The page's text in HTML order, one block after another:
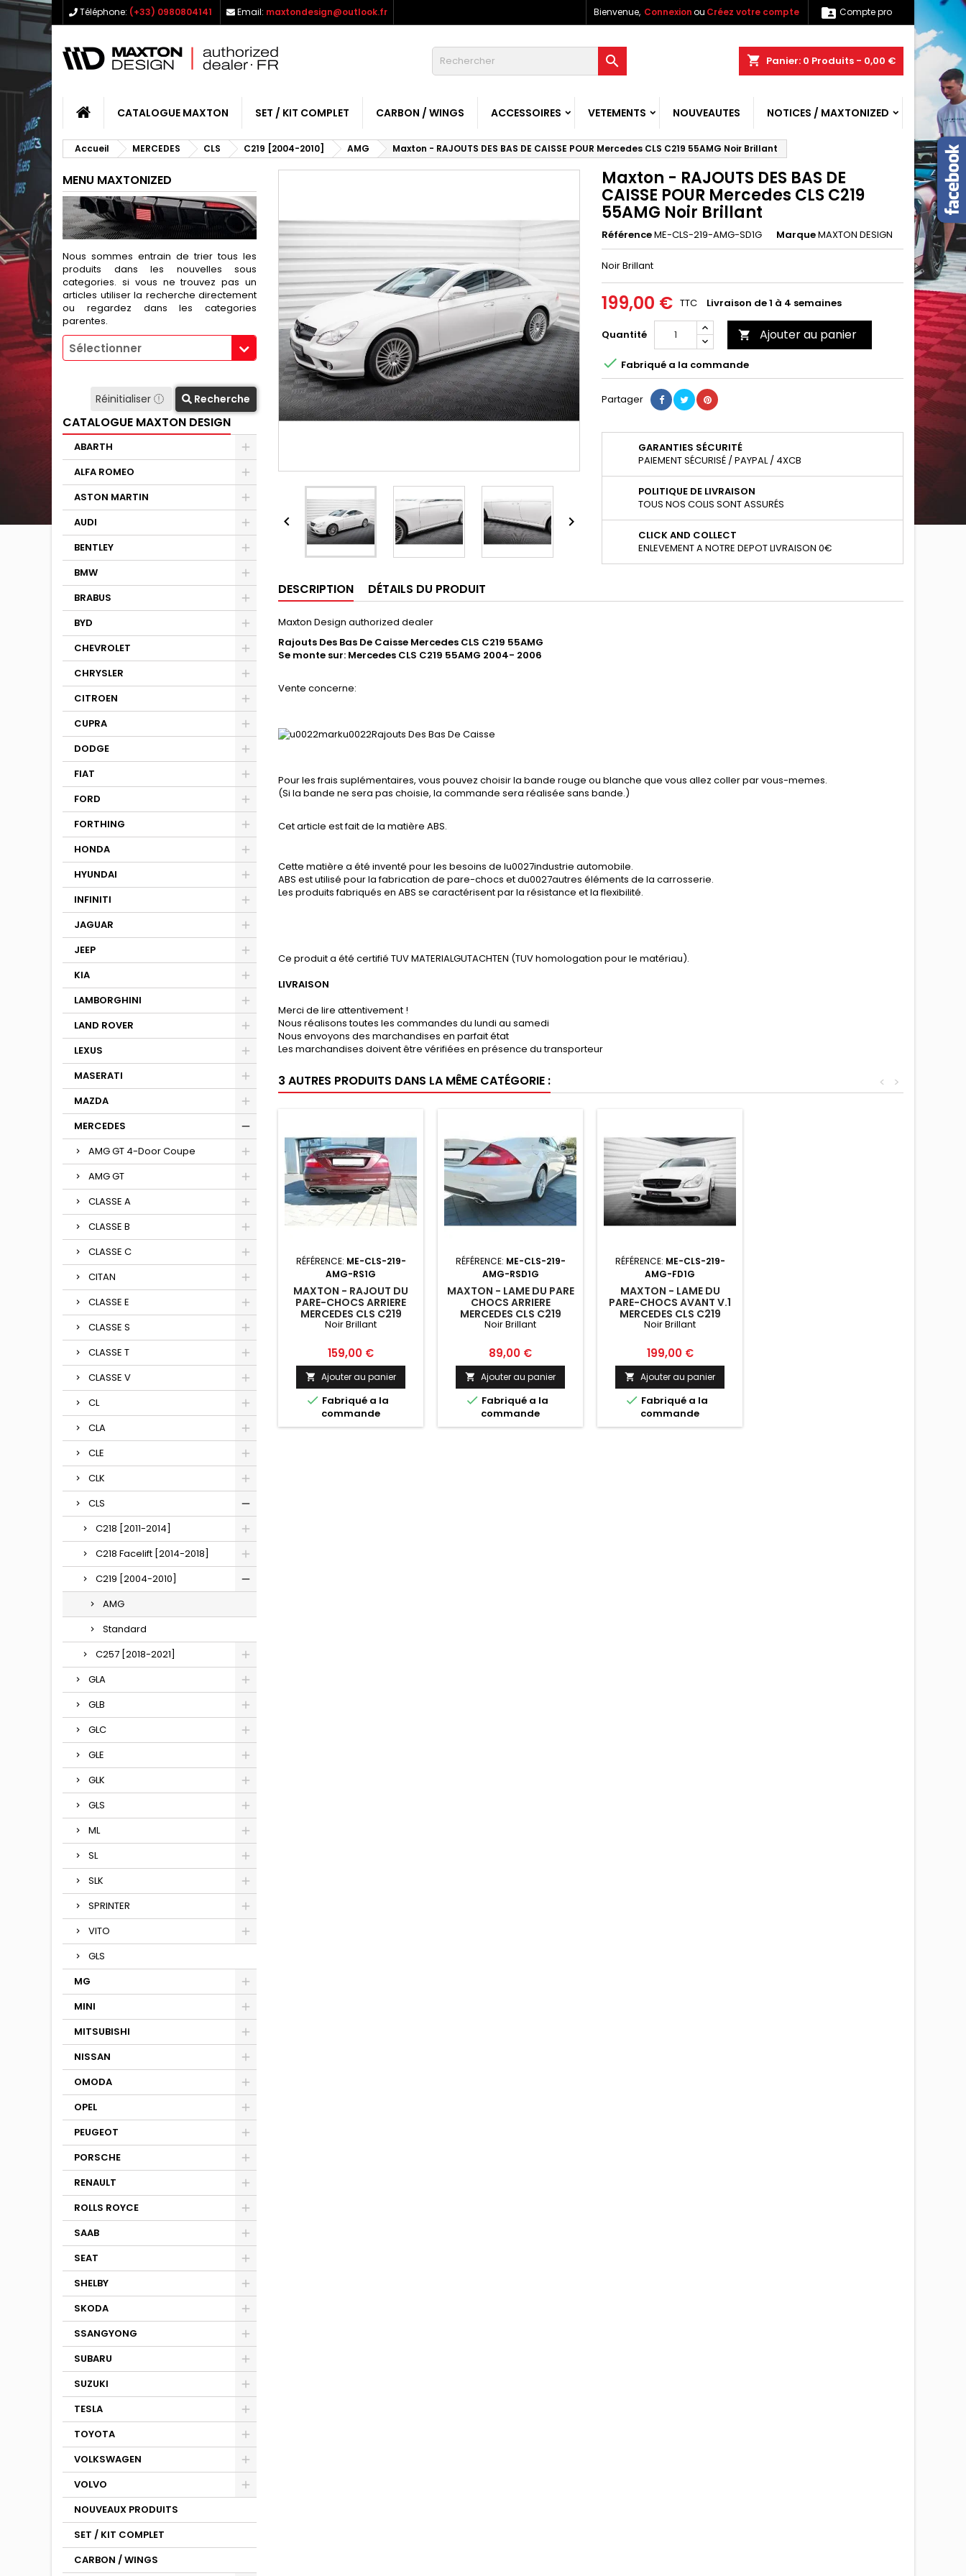
Téléphone: (+33) 0980804141 Email: maxtondesign@outlook.fr  Compte pro
Bienvenue, Connexionou Créez votre compte
shopping_cart Panier: 0 Produits - 0,00 €

CATALOGUE MAXTON SET / KIT COMPLET CARBON / WINGS ACCESSOIRES VETEMENTS NOUVEAUTES NOTICES / MAXTONIZED
Accueil MERCEDES CLS C219 [2004-2010] AMG Maxton - RAJOUTS DES BAS DE CAISSE POUR Mercedes CLS C219 55AMG Noir Brillant
MENU MAXTONIZED
Nous sommes entrain de trier tous les
produits dans les nouvelles sous
categories. si vous ne trouvez pas un
articles utiliser la recherche directement
ou regardez dans les categories
parentes.
Sélectionner
Réinitialiser Recherche
CATALOGUE MAXTON DESIGN
ABARTH
ALFA ROMEO
ASTON MARTIN
AUDI
BENTLEY
BMW
BRABUS
BYD
CHEVROLET
CHRYSLER
CITROEN
CUPRA
DODGE
FIAT
FORD
FORTHING
HONDA
HYUNDAI
INFINITI
JAGUAR
JEEP
KIA
LAMBORGHINI
LAND ROVER
LEXUS
MASERATI
MAZDA
MERCEDES
AMG GT 4-Door Coupe
AMG GT
CLASSE A
CLASSE B
CLASSE C
CITAN
CLASSE E
CLASSE S
CLASSE T
CLASSE V
CL
CLA
CLE
CLK
CLS
C218 [2011-2014]
C218 Facelift [2014-2018]
C219 [2004-2010]
AMG
Standard
C257 [2018-2021]
GLA
GLB
GLC
GLE
GLK
GLS
ML
SL
SLK
SPRINTER
VITO
GLS
MG
MINI
MITSUBISHI
NISSAN
OMODA
OPEL
PEUGEOT
PORSCHE
RENAULT
ROLLS ROYCE
SAAB
SEAT
SHELBY
SKODA
SSANGYONG
SUBARU
SUZUKI
TESLA
TOYOTA
VOLKSWAGEN
VOLVO
NOUVEAUX PRODUITS
SET / KIT COMPLET
CARBON / WINGS
 
Maxton - RAJOUTS DES BAS DE
CAISSE POUR Mercedes CLS C219
55AMG Noir Brillant
RéférenceME-CLS-219-AMG-SD1G MarqueMAXTON DESIGN
Noir Brillant
199,00 € TTC Livraison de 1 à 4 semaines
Quantité  Ajouter au panier
 Fabriqué a la commande
Partager
GARANTIES SÉCURITÉ
PAIEMENT SÉCURISÉ / PAYPAL / 4XCB
POLITIQUE DE LIVRAISON
TOUS NOS COLIS SONT ASSURÉS
CLICK AND COLLECT
ENLEVEMENT A NOTRE DEPOT LIVRAISON 0€
DESCRIPTION DÉTAILS DU PRODUIT
Maxton Design authorized dealer
Rajouts Des Bas De Caisse Mercedes CLS C219 55AMG
Se monte sur: Mercedes CLS C219 55AMG 2004- 2006
Vente concerne:
Rajouts Des Bas De Caisse
Pour les frais suplémentaires, vous pouvez choisir la bande rouge ou blanche que vous allez coller par vous-memes.
(Si la bande ne sera pas choisie, la commande sera réalisée sans bande.)
Cet article est fait de la matière ABS.
Cette matière a été inventé pour les besoins de lu0027industrie automobile.
ABS est utilisé pour la fabrication de pare-chocs et du0027autres éléments de la carrosserie.
Les produits fabriqués en ABS se caractérisent par la résistance et la flexibilité.
Ce produit a été certifié TUV MATERIALGUTACHTEN (TUV homologation pour le matériau).
LIVRAISON
Merci de lire attentivement !
Nous réalisons toutes les commandes du lundi au samedi
Nous envoyons des marchandises en parfait état
Les marchandises doivent être vérifiées en présence du transporteur
3 AUTRES PRODUITS DANS LA MÊME CATÉGORIE : >
<
RÉFÉRENCE: ME-CLS-219-
AMG-RS1G
MAXTON - RAJOUT DU
PARE-CHOCS ARRIERE
MERCEDES CLS C219
55AMG NOIR BRILLANT
Noir Brillant
Prix
159,00 €
 Ajouter au panier
 Fabriqué a la
commande
RÉFÉRENCE: ME-CLS-219-
AMG-RSD1G
MAXTON - LAME DU PARE
CHOCS ARRIERE
MERCEDES CLS C219
55AMG NOIR BRILLANT
Noir Brillant
Prix
89,00 €
 Ajouter au panier
 Fabriqué a la
commande
RÉFÉRENCE: ME-CLS-219-
AMG-FD1G
MAXTON - LAME DU
PARE-CHOCS AVANT V.1
MERCEDES CLS C219
55AMG NOIR BRILLANT
Noir Brillant
Prix
199,00 €
 Ajouter au panier
 Fabriqué a la
commande